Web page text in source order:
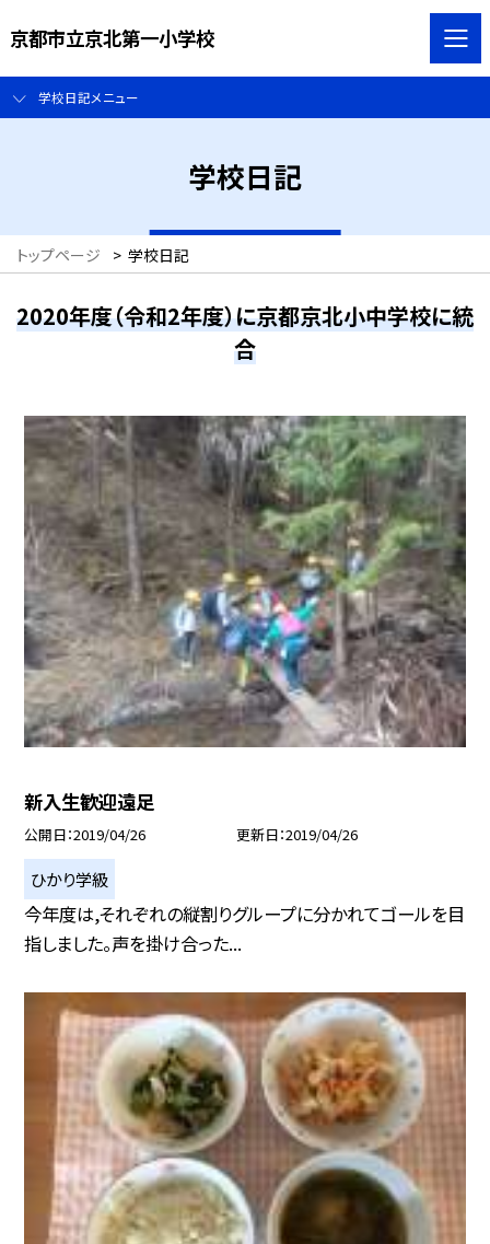
京都市立京北第一小学校
学校日記メニュー
学校日記
トップページ > 学校日記
2020年度（令和2年度）に京都京北小中学校に統
合
新入生歓迎遠足
公開日 2019/04/26 更新日 2019/04/26
ひかり学級
今年度は,それぞれの縦割りグループに分かれてゴールを目
指しました。声を掛け合った...